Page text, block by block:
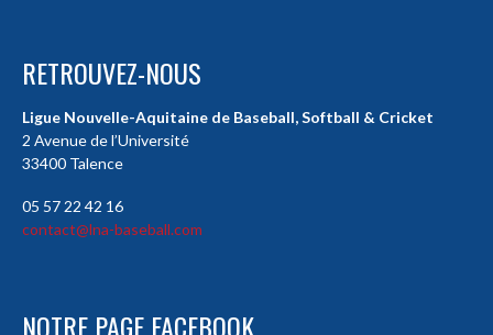
RETROUVEZ-NOUS
Ligue Nouvelle-Aquitaine de Baseball, Softball & Cricket
2 Avenue de l’Université
33400 Talence
05 57 22 42 16
contact@lna-baseball.com
NOTRE PAGE FACEBOOK